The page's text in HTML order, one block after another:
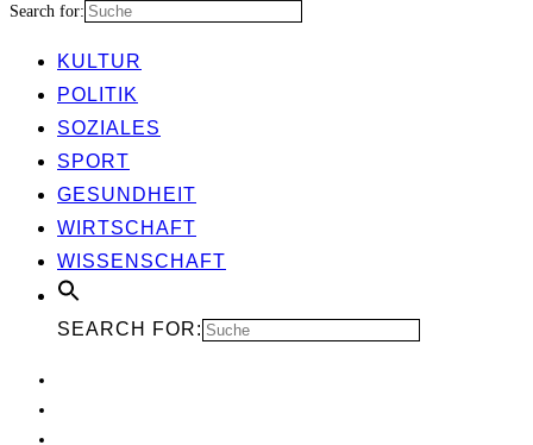
Search for:
KUL­TUR
POLI­TIK
SOZIA­LES
SPORT
GESUND­HEIT
WIRT­SCHAFT
WIS­SEN­SCHAFT
SEARCH FOR: